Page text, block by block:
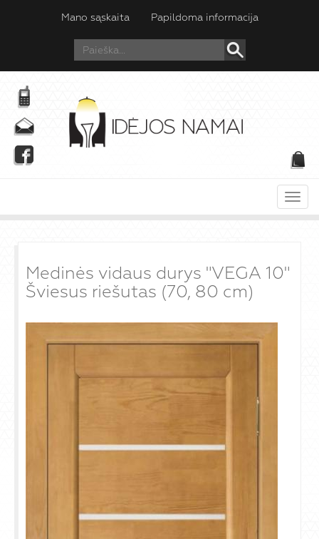
Mano sąskaita Papildoma informacija
Medinės vidaus durys "VEGA 10"
Šviesus riešutas (70, 80 cm)